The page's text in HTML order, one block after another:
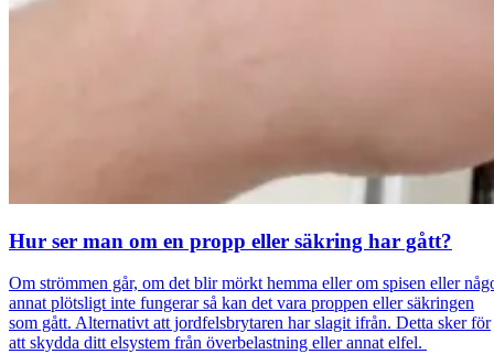
Hur ser man om en propp eller säkring har gått?
Om strömmen går, om det blir mörkt hemma eller om spisen eller
annat plötsligt inte fungerar så kan det vara proppen eller säkringen
som gått. Alternativt att jordfelsbrytaren har slagit ifrån. Detta sker för
att skydda ditt elsystem från överbelastning eller annat elfel.